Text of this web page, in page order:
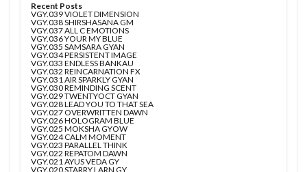
Recent Posts
VGY.039 VIOLET DIMENSION
VGY.038 SHIRSHASANA GM
VGY.037 ALL C EMOTIONS
VGY.036 YOUR MY BLUE
VGY.035 SAMSARA GYAN
VGY.034 PERSISTENT IMAGE
VGY.033 ENDLESS BANKAU
VGY.032 REINCARNATION FX
VGY.031 AIR SPARKLY GYAN
VGY.030 REMINDING SCENT
VGY.029 TWENTYOCT GYAN
VGY.028 LEAD YOU TO THAT SEA
VGY.027 OVERWRITTEN DAWN
VGY.026 HOLOGRAM BLUE
VGY.025 MOKSHA GYOW
VGY.024 CALM MOMENT
VGY.023 PARALLEL THINK
VGY.022 REPATOM DAWN
VGY.021 AYUS VEDA GY
VGY.020 STARRY LARN GY